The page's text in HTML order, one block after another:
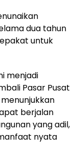
dua tahun
untuk
menjadi
Pasar Pusat
berjalan
yang adil,
nyata